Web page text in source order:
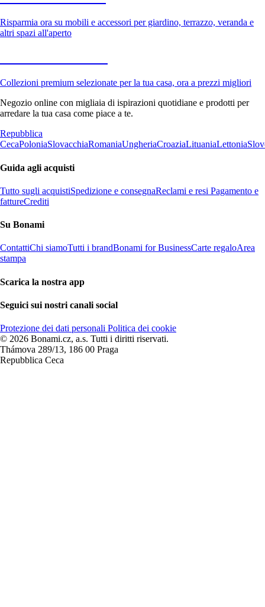
Risparmia ora su mobili e accessori per giardino, terrazzo, veranda e
altri spazi all'aperto
Collezioni premium selezionate per la tua casa, ora a prezzi migliori
Negozio online con migliaia di ispirazioni quotidiane e prodotti per
arredare la tua casa come piace a te.
Repubblica
CecaPoloniaSlovacchiaRomaniaUngheriaCroaziaLituaniaLettonia
Guida agli acquisti
Tutto sugli acquistiSpedizione e consegnaReclami e resi Pagamento e
fattureCrediti
Su Bonami
ContattiChi siamoTutti i brandBonami for BusinessCarte regaloArea
stampa
Scarica la nostra app
Seguici sui nostri canali social
Protezione dei dati personali Politica dei cookie
© 2026 Bonami.cz, a.s. Tutti i diritti riservati.
Thámova 289/13, 186 00 Praga
Repubblica Ceca